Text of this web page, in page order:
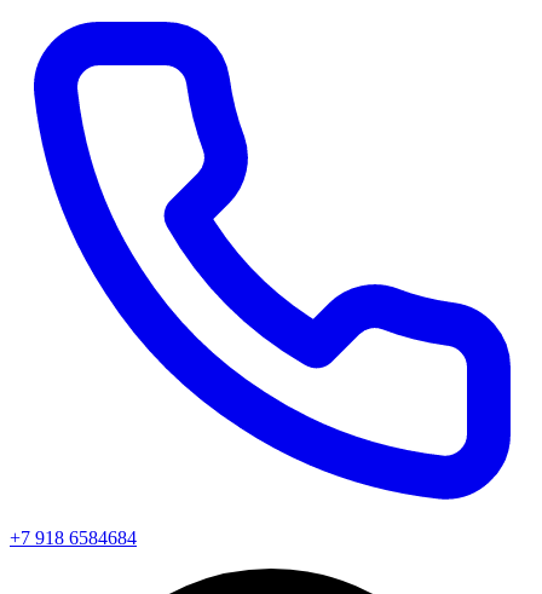
+7 918 6584684